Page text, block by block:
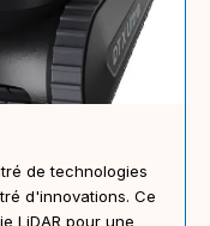
de technologies
d'innovations. Ce
LiDAR pour une